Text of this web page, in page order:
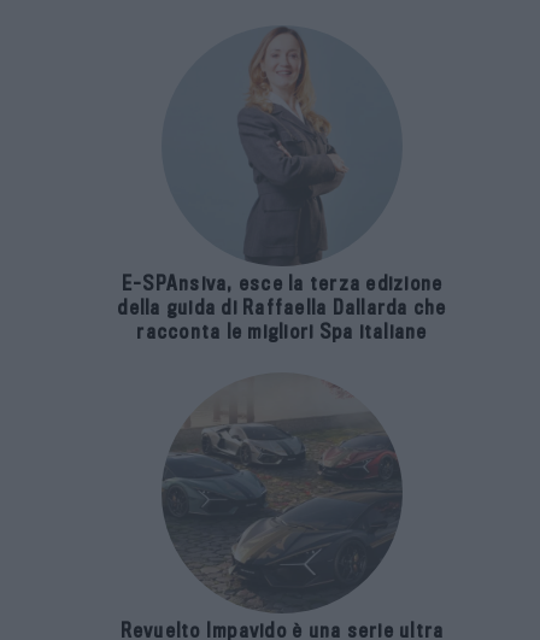
E-SPAnsiva, esce la terza edizione
della guida di Raffaella Dallarda che
racconta le migliori Spa italiane
Revuelto Impavido è una serie ultra